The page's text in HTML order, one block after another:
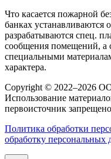
Что касается пожарной
банках устанавливаются
разрабатываются спец.
сообщения помещений, а
специальными
характера.
Copyright ©
Использование
первоисточник
Политика обработки
обработку персональных